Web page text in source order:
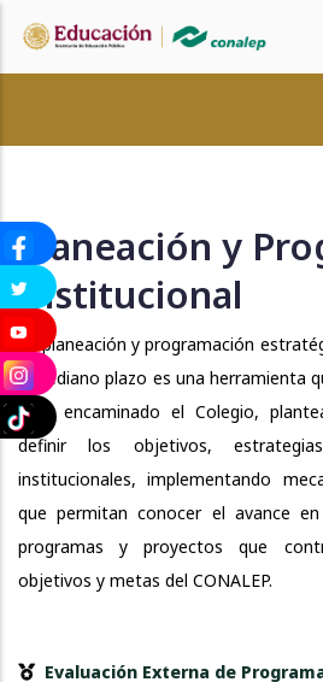
Planeación y
Institucional
La planeación y programación
y mediano plazo es una herramienta
está encaminado el Colegio,
definir los objetivos,
institucionales, implementando
que permitan conocer el avance
programas y proyectos que
objetivos y metas del CONALEP.
Evaluación Externa de